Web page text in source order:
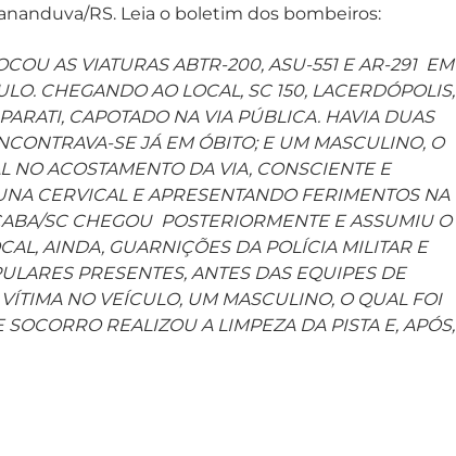
RS. Leia o boletim dos bombeiros:
AS VIATURAS ABTR-200, ASU-551 E AR-291 EM
CHEGANDO AO LOCAL, SC 150, LACERDÓPOLIS,
CAPOTADO NA VIA PÚBLICA. HAVIA DUAS
SE JÁ EM ÓBITO; E UM MASCULINO, O
NO ACOSTAMENTO DA VIA, CONSCIENTE E
CERVICAL E APRESENTANDO FERIMENTOS NA
SC CHEGOU POSTERIORMENTE E ASSUMIU O
AINDA, GUARNIÇÕES DA POLÍCIA MILITAR E
PRESENTES, ANTES DAS EQUIPES DE
NO VEÍCULO, UM MASCULINO, O QUAL FOI
REALIZOU A LIMPEZA DA PISTA E, APÓS,